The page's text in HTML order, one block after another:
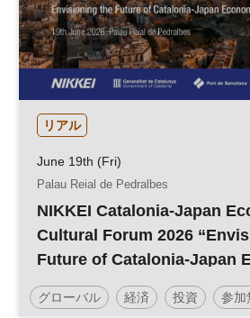
リアル
June 19th (Fri)
Palau Reial de Pedralbes
NIKKEI Catalonia-Japan
Cultural Forum 2026
Future of Catalonia-Japan
Cultural Exchange”
グローバル 経済 投資 参加